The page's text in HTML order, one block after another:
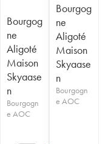
Bourgog
ne
Aligoté
Maison
Skyaase
n
Bourgogn
e AOC
Bourgog
ne
Aligoté
Maison
Skyaase
n
Bourgogn
e AOC